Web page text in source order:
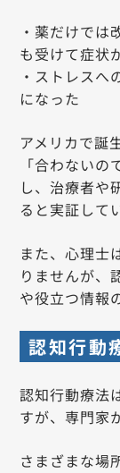
・薬だけでは
も受けて症状
・ストレスへ
になった
アメリカで誕
「合わない
し、治療者や
ると実証して
また、心理士
りませんが、
や役立つ情報
認知行動
認知行動療法
すが、専門家
さまざまな場